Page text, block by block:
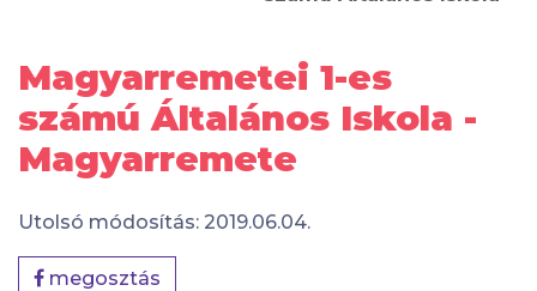
Magyarremetei 1-es
számú Általános Iskola -
Magyarremete
Utolsó módosítás: 2019.06.04.
megosztás